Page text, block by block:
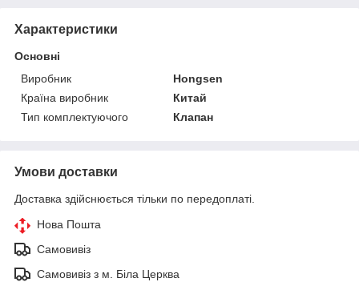
Характеристики
Основні
Виробник
Hongsen
Країна виробник
Китай
Тип комплектуючого
Клапан
Умови доставки
Доставка здійснюється тільки по передоплаті.
Нова Пошта
Самовивіз
Самовивіз з м. Біла Церква